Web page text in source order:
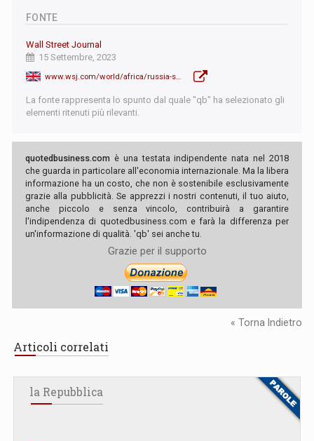
FONTE
Wall Street Journal
15 Settembre, 2023
La fonte rappresenta lo spunto dal quale "qb" ha selezionato gli
elementi ritenuti più rilevanti.
quotedbusiness.com è una testata indipendente nata nel 2018
che guarda in particolare all'economia internazionale. Ma la libera
informazione ha un costo, che non è sostenibile esclusivamente
grazie alla pubblicità. Se apprezzi i nostri contenuti, il tuo aiuto,
anche piccolo e senza vincolo, contribuirà a garantire
l'indipendenza di quotedbusiness.com e farà la differenza per
un'informazione di qualità. 'qb' sei anche tu.
Grazie per il supporto
« Torna Indietro
Articoli correlati
la Repubblica